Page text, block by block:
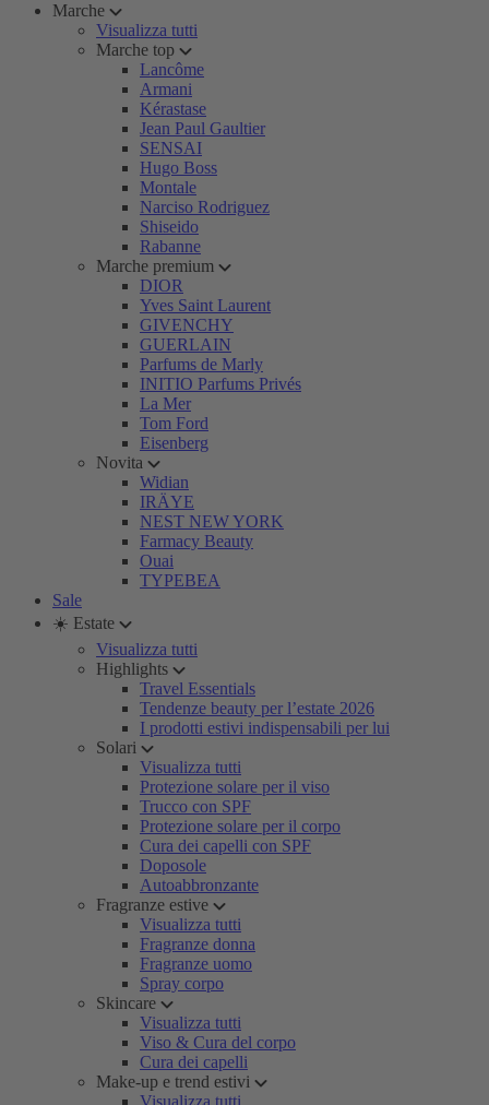
Marche
Visualizza tutti
Marche top
Lancôme
Armani
Kérastase
Jean Paul Gaultier
SENSAI
Hugo Boss
Montale
Narciso Rodriguez
Shiseido
Rabanne
Marche premium
DIOR
Yves Saint Laurent
GIVENCHY
GUERLAIN
Parfums de Marly
INITIO Parfums Privés
La Mer
Tom Ford
Eisenberg
Novita
Widian
IRÄYE
NEST NEW YORK
Farmacy Beauty
Ouai
TYPEBEA
Sale
☀️ Estate
Visualizza tutti
Highlights
Travel Essentials
Tendenze beauty per l’estate 2026
I prodotti estivi indispensabili per lui
Solari
Visualizza tutti
Protezione solare per il viso
Trucco con SPF
Protezione solare per il corpo
Cura dei capelli con SPF
Doposole
Autoabbronzante
Fragranze estive
Visualizza tutti
Fragranze donna
Fragranze uomo
Spray corpo
Skincare
Visualizza tutti
Viso & Cura del corpo
Cura dei capelli
Make-up e trend estivi
Visualizza tutti